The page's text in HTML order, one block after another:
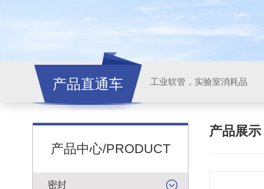
产品直通车 工业软管，实验室消耗品
产品中心/PRODUCT
密封
产品展示